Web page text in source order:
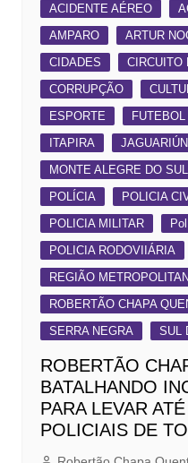
ACIDENTE AÉREO
AMPARO
ARTUR
CIDADES
CIRCUITO
CORRUPÇÃO
ESPORTE
FUTEBOL
ITAPIRA
MONTE ALEGRE DO SUL
POLÍCIA
POLICIA
POLICIA MILITAR
POLICIA RODOVIIÁRIA
REGIÃO
ROBERTÃO CHAPA
SERRA NEGRA
SUL
ROBERTÃO
BATALHANDO
PARA LEVAR
POLICIAIS DE